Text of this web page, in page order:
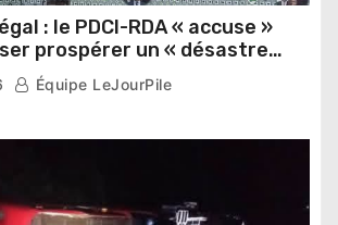
PDCI-RDA « accuse »
prospérer un « désastre
Équipe LeJourPile